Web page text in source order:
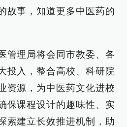
故事，知道更多中医药的
管理局将会同市教委、各
投入，整合高校、科研院
资源，为中医药文化进校
保课程设计的趣味性、实
索建立长效推进机制，助